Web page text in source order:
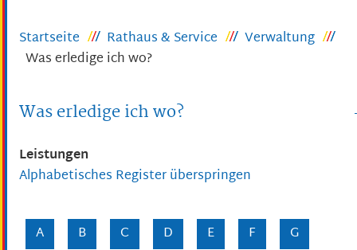
Startseite Rathaus & Service
Verwaltung
Was erledige ich wo?
Was erledige ich wo?
Leistungen
Alphabetisches Register überspringen
A B C D E F
G